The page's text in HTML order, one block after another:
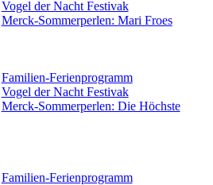
Vogel der Nacht Festivak
Merck-Sommerperlen: Mari Froes
Familien-Ferienprogramm
Vogel der Nacht Festivak
Merck-Sommerperlen: Die Höchste
Familien-Ferienprogramm